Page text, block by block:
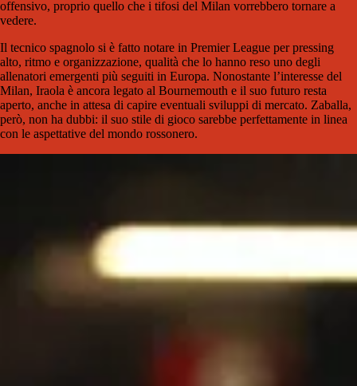
offensivo, proprio quello che i tifosi del Milan vorrebbero tornare a
vedere.
Il tecnico spagnolo si è fatto notare in Premier League per pressing
alto, ritmo e organizzazione, qualità che lo hanno reso uno degli
allenatori emergenti più seguiti in Europa. Nonostante l’interesse del
Milan, Iraola è ancora legato al Bournemouth e il suo futuro resta
aperto, anche in attesa di capire eventuali sviluppi di mercato. Zaballa,
però, non ha dubbi: il suo stile di gioco sarebbe perfettamente in linea
con le aspettative del mondo rossonero.